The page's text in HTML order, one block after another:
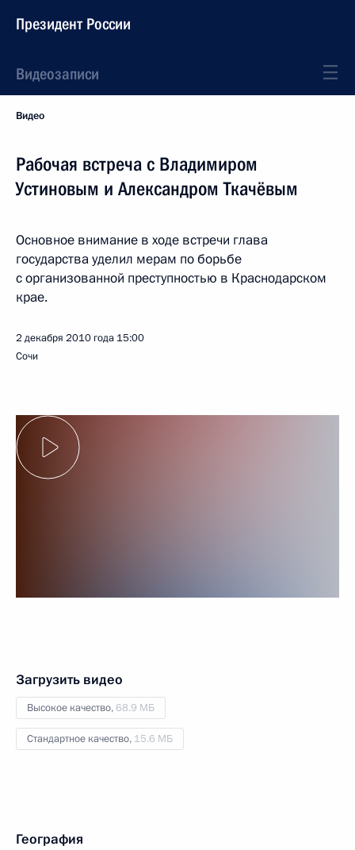
Президент России
Видеозаписи
Видео
Рабочая встреча с Владимиром
Устиновым и Александром Ткачёвым
Основное внимание в ходе встречи глава
государства уделил мерам по борьбе
с организованной преступностью в Краснодарском
крае.
2 декабря 2010 года 15:00
Сочи
Загрузить видео
Высокое качество,68.9 МБ
Стандартное качество, 15.6 МБ
География